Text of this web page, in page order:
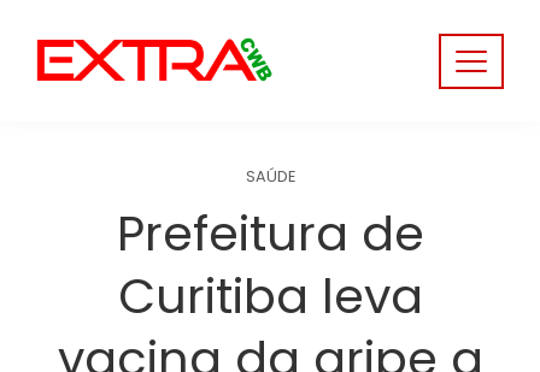
content
SAÚDE
Prefeitura de
Curitiba leva